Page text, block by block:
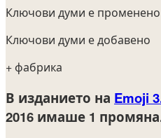
Ключови думи е променено
Ключови думи е добавено
+ фабрика
В изданието на Emoji
2016 имаше 1